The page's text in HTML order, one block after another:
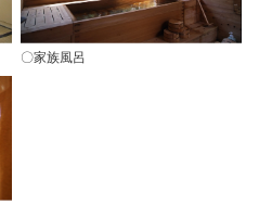
〇家族風呂